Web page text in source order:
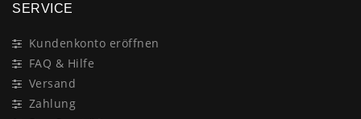
SERVICE
Kundenkonto eröffnen
FAQ & Hilfe
Versand
Zahlung